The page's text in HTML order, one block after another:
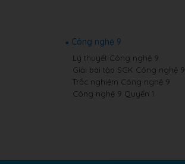
Công nghệ 9
Lý thuyết Công nghệ 9
Giải bài tập SGK Công nghệ 9
Trắc nghiệm Công nghệ 9
Công nghệ 9 Quyển 1